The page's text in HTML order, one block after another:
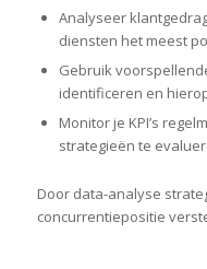
Analyseer
diensten het meest
Gebruik
identificeren en
Monitor je KPI’s
strategieën te
Door data-analyse
concurrentiepositie